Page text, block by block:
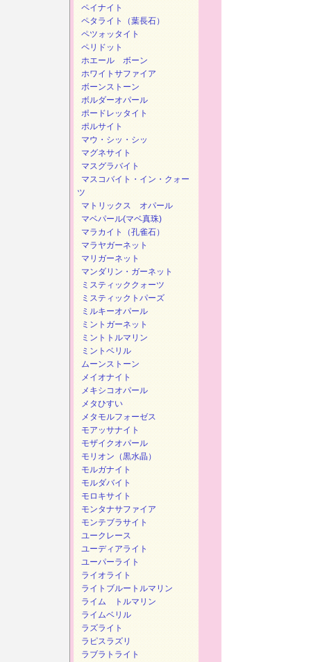
ペイナイト
ペタライト（葉長石）
ペツォッタイト
ペリドット
ホエール ボーン
ホワイトサファイア
ボーンストーン
ボルダーオパール
ポードレッタイト
ポルサイト
マウ・シッ・シッ
マグネサイト
マスグラバイト
マスコバイト・イン・クォー
ツ
マトリックス オパール
マベパール(マベ真珠)
マラカイト（孔雀石）
マラヤガーネット
マリガーネット
マンダリン・ガーネット
ミスティッククォーツ
ミスティックトパーズ
ミルキーオパール
ミントガーネット
ミントトルマリン
ミントベリル
ムーンストーン
メイオナイト
メキシコオパール
メタひすい
メタモルフォーゼス
モアッサナイト
モザイクオパール
モリオン（黒水晶）
モルガナイト
モルダバイト
モロキサイト
モンタナサファイア
モンテブラサイト
ユークレース
ユーディアライト
ユーパーライト
ライオライト
ライトブルートルマリン
ライム トルマリン
ライムベリル
ラズライト
ラピスラズリ
ラブラトライト